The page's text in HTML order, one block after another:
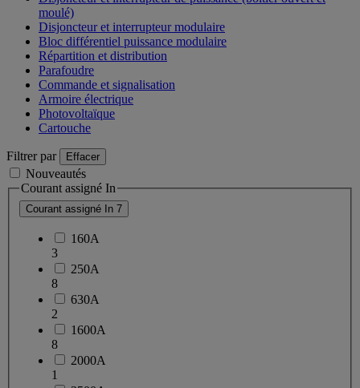
moulé)
Disjoncteur et interrupteur modulaire
Bloc différentiel puissance modulaire
Répartition et distribution
Parafoudre
Commande et signalisation
Armoire électrique
Photovoltaïque
Cartouche
Filtrer par Effacer
Nouveautés
Courant assigné In
Courant assigné In 7
160A
3
250A
8
630A
2
1600A
8
2000A
1